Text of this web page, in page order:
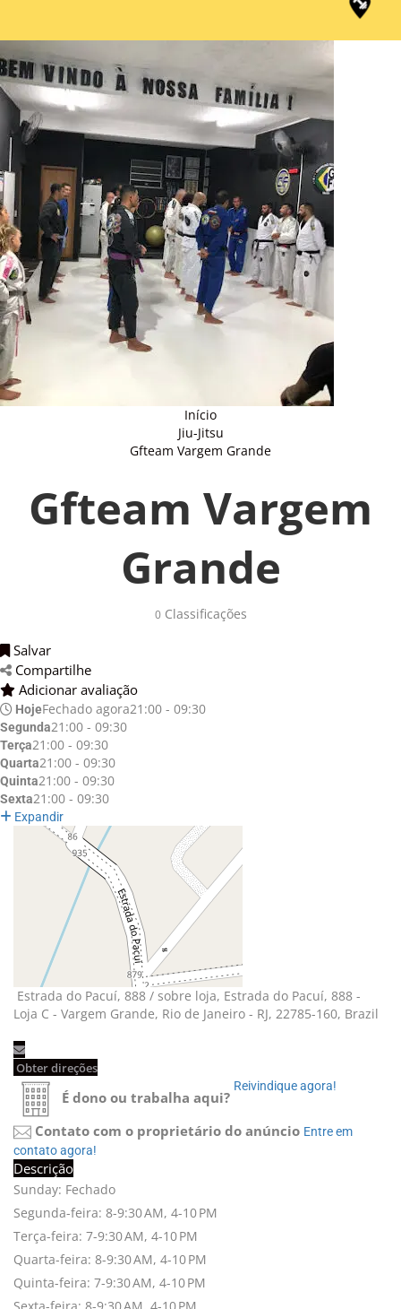
Início
Jiu-Jitsu
Gfteam Vargem Grande
Gfteam Vargem
Grande
0Classificações
Salvar
Compartilhe
Adicionar avaliação
HojeFechado agora21:00 - 09:30
Segunda21:00 - 09:30
Terça21:00 - 09:30
Quarta21:00 - 09:30
Quinta21:00 - 09:30
Sexta21:00 - 09:30
Expandir
Estrada do Pacuí, 888 / sobre loja, Estrada do Pacuí, 888 -
Loja C - Vargem Grande, Rio de Janeiro - RJ, 22785-160, Brazil
Obter direções
É dono ou trabalha aqui?
Reivindique agora!
Contato com o proprietário do anúncio Entre em
contato agora!
Descrição
Sunday: Fechado
Segunda-feira: 8-9:30 AM, 4-10 PM
Terça-feira: 7-9:30 AM, 4-10 PM
Quarta-feira: 8-9:30 AM, 4-10 PM
Quinta-feira: 7-9:30 AM, 4-10 PM